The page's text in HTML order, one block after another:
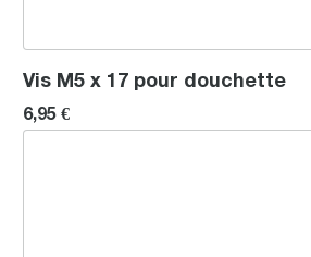
Vis M5 x 17 pour douchette
6,95 €
Couplage pour disque dameur (connection)